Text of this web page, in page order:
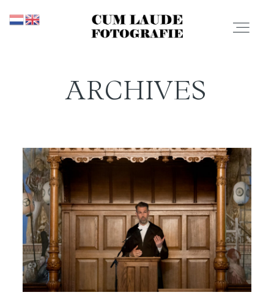
PROMOTIES
PRIJZEN
CONTACT
OVER MIJ
BLOG
ARCHIVES